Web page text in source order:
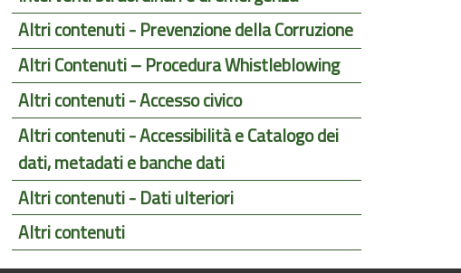
Altri contenuti - Prevenzione della Corruzione
Altri Contenuti – Procedura Whistleblowing
Altri contenuti - Accesso civico
Altri contenuti - Accessibilità e Catalogo dei
dati, metadati e banche dati
Altri contenuti - Dati ulteriori
Altri contenuti